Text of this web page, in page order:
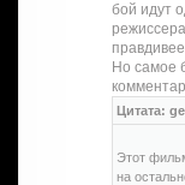
бой идут
Но самое
Цитата:
Этот
на